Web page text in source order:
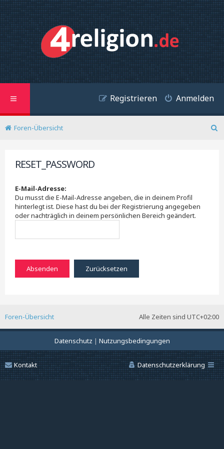
Anmelden
Registrieren
Foren-Übersicht
RESET_PASSWORD
E-Mail-Adresse:
Du musst die E-Mail-Adresse angeben, die in deinem Profil
hinterlegt ist. Diese hast du bei der Registrierung angegeben
oder nachträglich in deinem persönlichen Bereich geändert.
Alle Zeiten sind UTC+02:00
Foren-Übersicht
Datenschutz | Nutzungsbedingungen
Datenschutzerklärung
Kontakt